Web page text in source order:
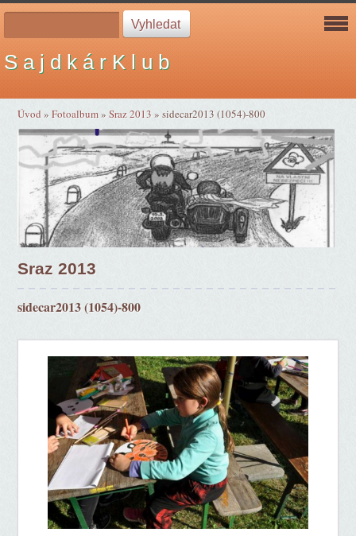
S a j d k á r K l u b
Úvod »Fotoalbum»Sraz 2013 »sidecar2013 (1054)-800
Sraz 2013
sidecar2013 (1054)-800